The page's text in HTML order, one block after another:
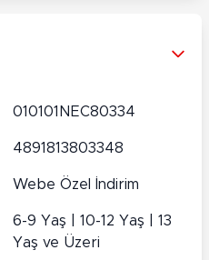
010101NEC80334
4891813803348
Webe Özel İndirim
6-9 Yaş | 10-12 Yaş | 13
Yaş ve Üzeri